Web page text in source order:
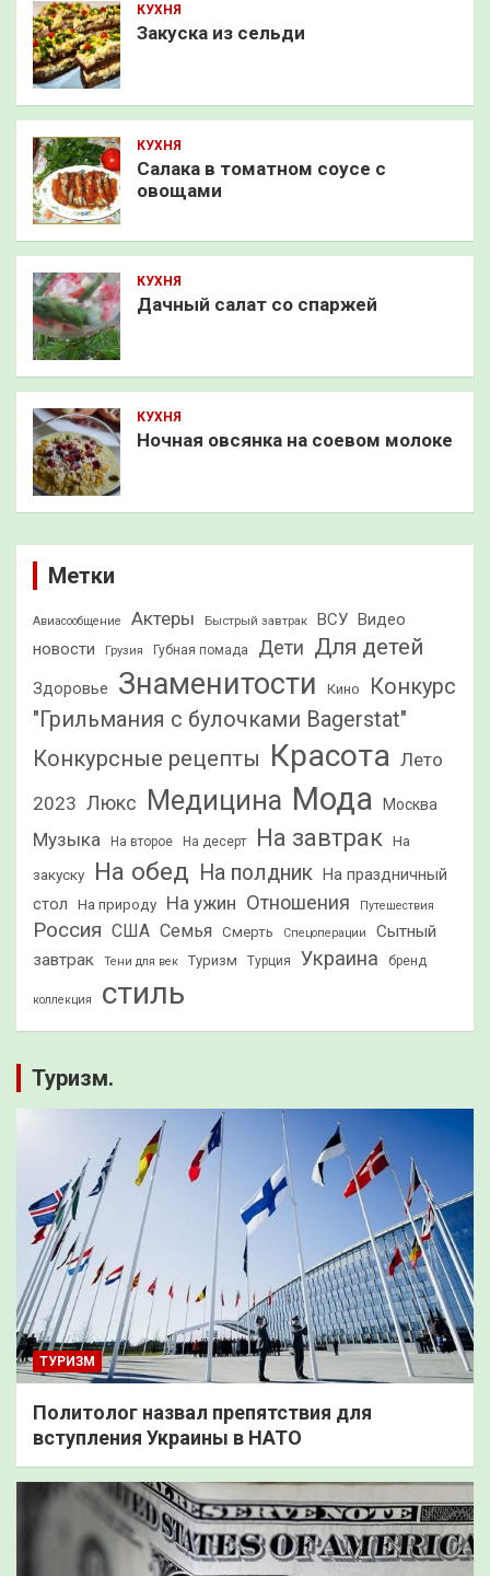
КУХНЯ
Закуска из сельди
КУХНЯ
Салака в томатном соусе с
овощами
КУХНЯ
Дачный салат со спаржей
КУХНЯ
Ночная овсянка на соевом молоке
Метки
Авиасообщение Актеры Быстрый завтрак ВСУ Видео
новости
Грузия Губная помада Дети Для детей
Здоровье Знаменитости Кино
Конкурс
"Грильмания с булочками Bagerstat"
Конкурсные рецепты Красота Лето
2023 Люкс Медицина Мода Москва
Музыка На второе На десерт На завтрак На
закуску На обед На полдник На праздничный
стол
На природу На ужин Отношения Путешествия
Россия США Семья Смерть Спецоперации
Сытный
завтрак
Тени для век Туризм Турция Украина бренд
коллекция стиль
Туризм.
ТУРИЗМ
Политолог назвал препятствия для
вступления Украины в НАТО